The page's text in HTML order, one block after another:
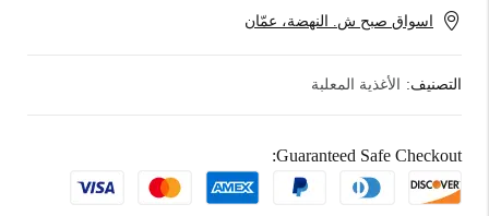
اسواق صبح ش. النهضة، عمّان
التصنيف: الأغذية المعلبة
Guaranteed Safe Checkout: